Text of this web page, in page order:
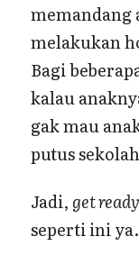
memandang
melakukan
Bagi
kalau
gak mau
putus
Jadi, get
seperti ini ya.